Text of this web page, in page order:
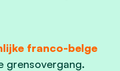
franco-belge
grensovergang.